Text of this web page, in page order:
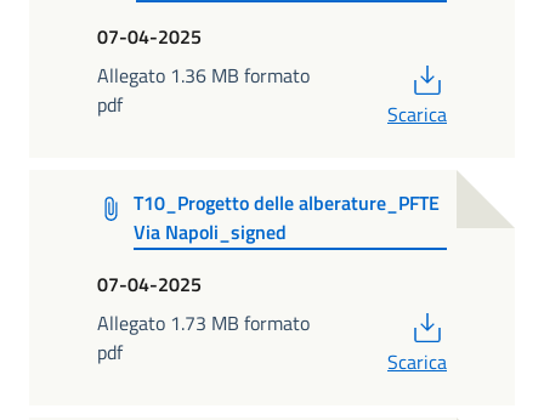
07-04-2025
Allegato 1.36 MB formato
pdf
Scarica
T10_Progetto delle alberature_PFTE
Via Napoli_signed
07-04-2025
Allegato 1.73 MB formato
pdf
Scarica